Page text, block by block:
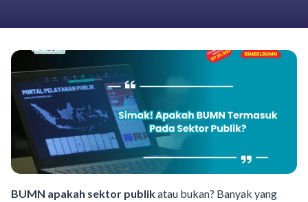
BUMN apakah sektor publikatau bukan? Banyak yang